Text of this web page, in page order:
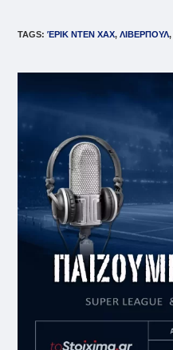
TAGS:ΈΡΙΚ ΝΤΕΝ ΧΑΧ, ΛΙΒΕΡΠΟΥΛ,